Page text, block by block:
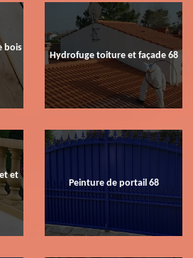
bois
Hydrofuge toiture et façade 68
et
Peinture de portail 68